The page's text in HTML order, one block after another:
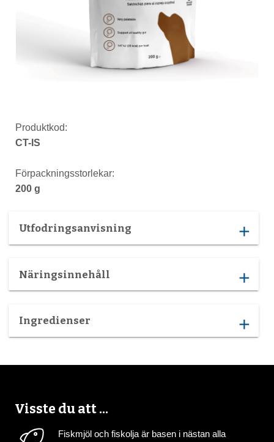
Produktkod:
CT-IS
Förpackningsstorlekar:
200 g
Utfodringsanvisning add
Näringsinnehåll add
Ingredienser add
Visste du att ...
Fiskmjöl och fiskolja är basen i nästan alla